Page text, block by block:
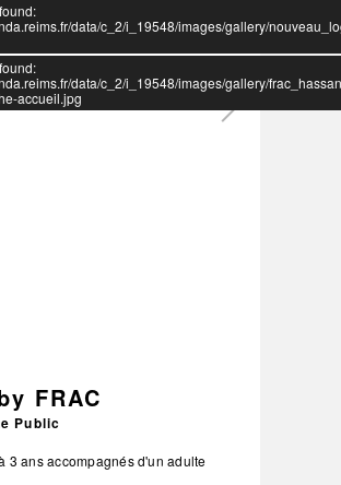
data/c_2/i_19548/images/gallery/
data/c_2/i_19548/images/gallery/
accueil.jpg
FRAC
Public
3 ans accompagnés d'un adulte